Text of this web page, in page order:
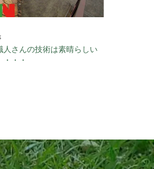
人さんの技術は素晴らしい
・・